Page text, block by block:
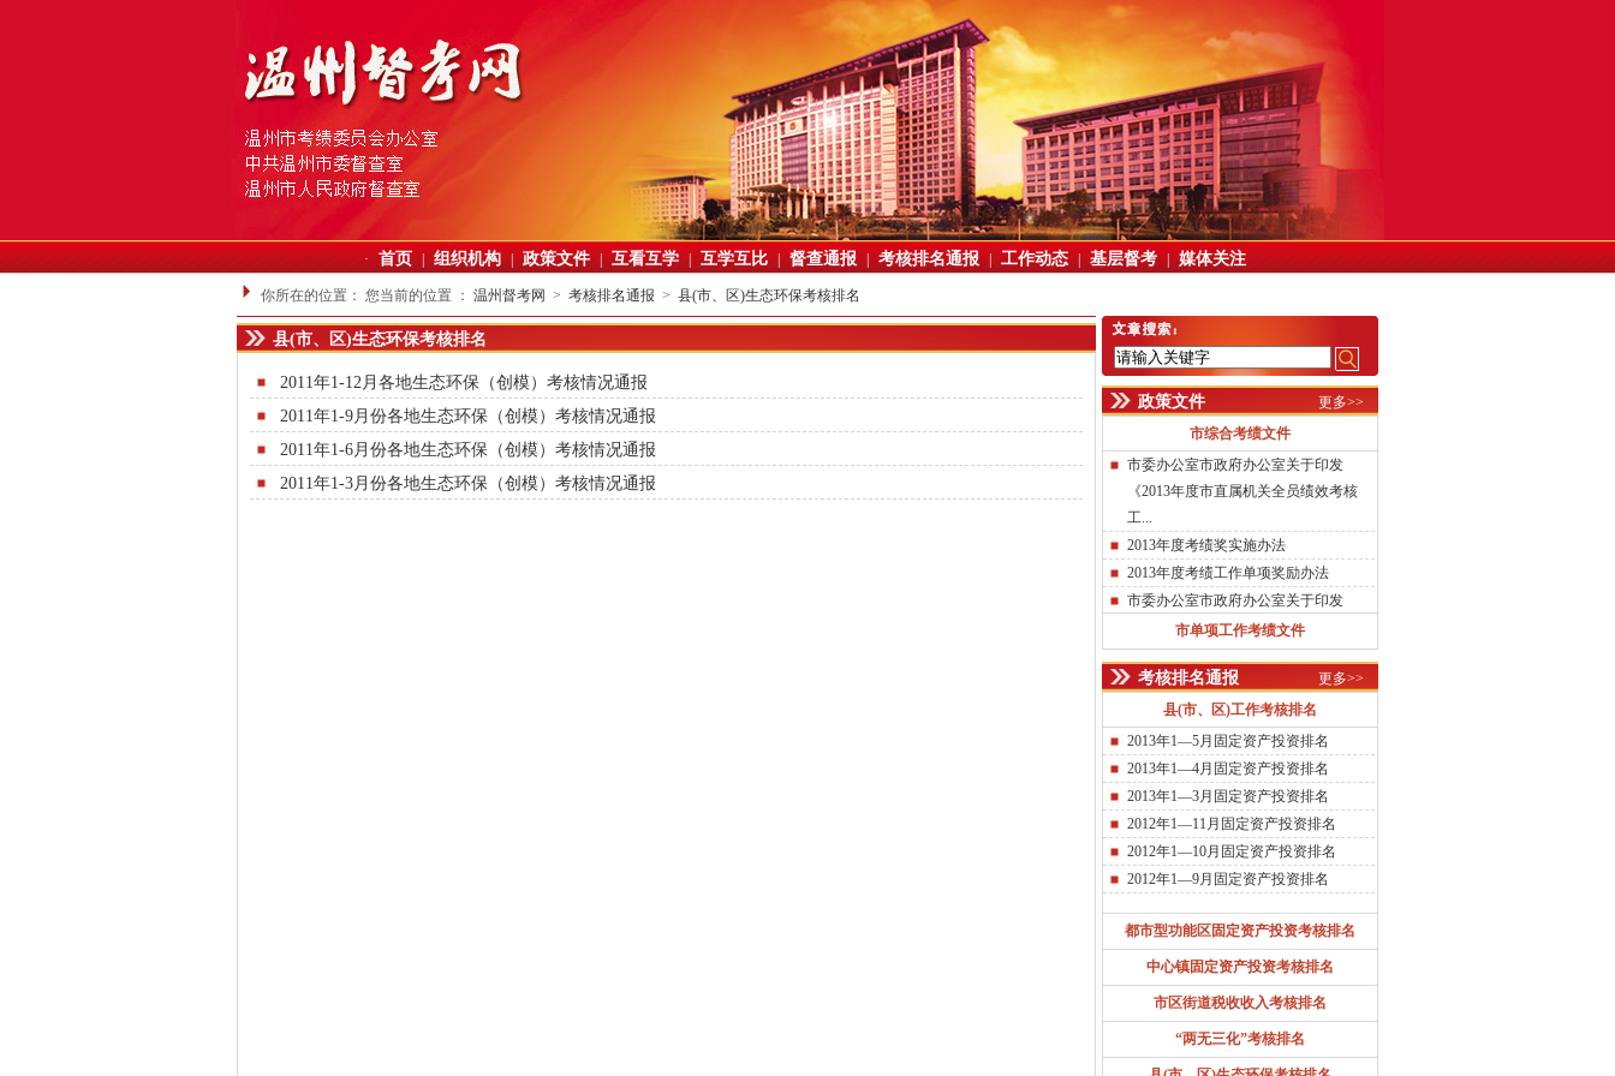
· 首页 | 组织机构 | 政策文件 | 互看互学 | 互学互比 | 督查通报 | 考核排名通报 | 工作动态 | 基层督考 | 媒体关注
你所在的位置： 您当前的位置 ： 温州督考网 > 考核排名通报 > 县(市、区)生态环保考核排名
县(市、区)生态环保考核排名
2011年1-12月各地生态环保（创模）考核情况通报
2011年1-9月份各地生态环保（创模）考核情况通报
2011年1-6月份各地生态环保（创模）考核情况通报
2011年1-3月份各地生态环保（创模）考核情况通报
更多>>
政策文件
市综合考绩文件
市委办公室市政府办公室关于印发
《2013年度市直属机关全员绩效考核
工...
2013年度考绩奖实施办法
2013年度考绩工作单项奖励办法
市委办公室市政府办公室关于印发
《2013年度全市功能区、中心镇和街
道...
2013年度县（市、区）考绩法
2013年度市直单位考绩法
中共温州市委关于健全完善干部绩擢制
度的若干意见
市委办公室市政府办公室关于印发
《2012年度“五型”机关创建考核办法...
市单项工作考绩文件
更多>>
考核排名通报
县(市、区)工作考核排名
2013年1—5月固定资产投资排名
2013年1—4月固定资产投资排名
2013年1—3月固定资产投资排名
2012年1—11月固定资产投资排名
2012年1—10月固定资产投资排名
2012年1—9月固定资产投资排名
都市型功能区固定资产投资考核排名
中心镇固定资产投资考核排名
市区街道税收收入考核排名
“两无三化”考核排名